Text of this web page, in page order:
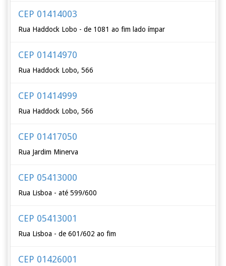
CEP 01414003
Rua Haddock Lobo - de 1081 ao fim lado ímpar
CEP 01414970
Rua Haddock Lobo, 566
CEP 01414999
Rua Haddock Lobo, 566
CEP 01417050
Rua Jardim Minerva
CEP 05413000
Rua Lisboa - até 599/600
CEP 05413001
Rua Lisboa - de 601/602 ao fim
CEP 01426001